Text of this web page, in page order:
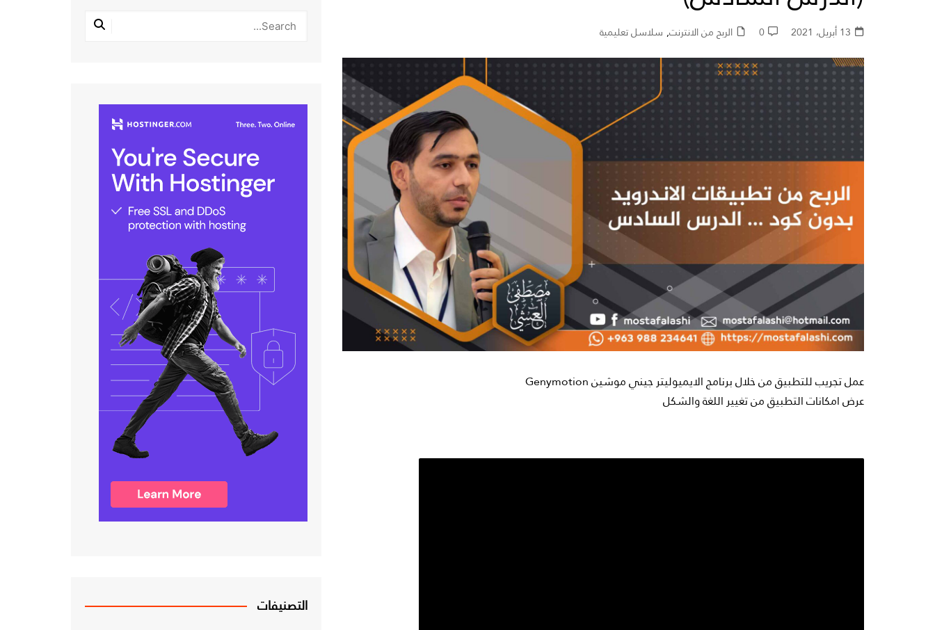
13 أبريل، 2021 0 الربح من الانترنت, سلاسل تعليمية
عمل تجريب للتطبيق من خلال برنامج الايميوليتر جيني موشين Genymotion
عرض امكانات التطبيق من تغيير اللغة والشكل
التصنيفات